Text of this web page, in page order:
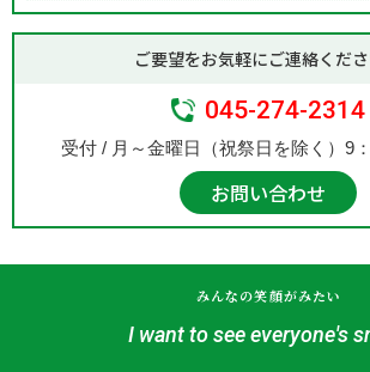
ご要望をお気軽にご連絡くださ
045-274-2314
受付 / 月～金曜日（祝祭日を除く）9
お問い合わせ
みんなの笑顔がみたい
I want to see everyone's